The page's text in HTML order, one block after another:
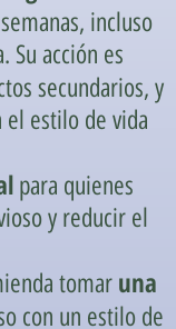
incluso
Su acción es
secundarios, y
estilo de vida
para quienes
y reducir el
tomar una
con un estilo de